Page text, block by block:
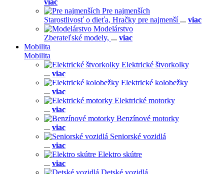
viac
Pre najmenších
Starostlivosť o dieťa, Hračky pre najmenší ... viac
Modelárstvo
Zberateľské modely, ... viac
Mobilita
Mobilita
Elektrické štvorkolky
... viac
Elektrické kolobežky
... viac
Elektrické motorky
... viac
Benzínové motorky
... viac
Seniorské vozidlá
... viac
Elektro skútre
... viac
Detské vozidlá